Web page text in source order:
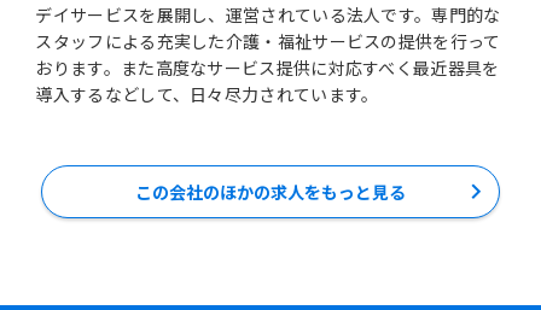
デイサービスを展開し、運営されている法人です。専門的な
スタッフによる充実した介護・福祉サービスの提供を行って
おります。また高度なサービス提供に対応すべく最近器具を
導入するなどして、日々尽力されています。
この会社のほかの求人をもっと見る